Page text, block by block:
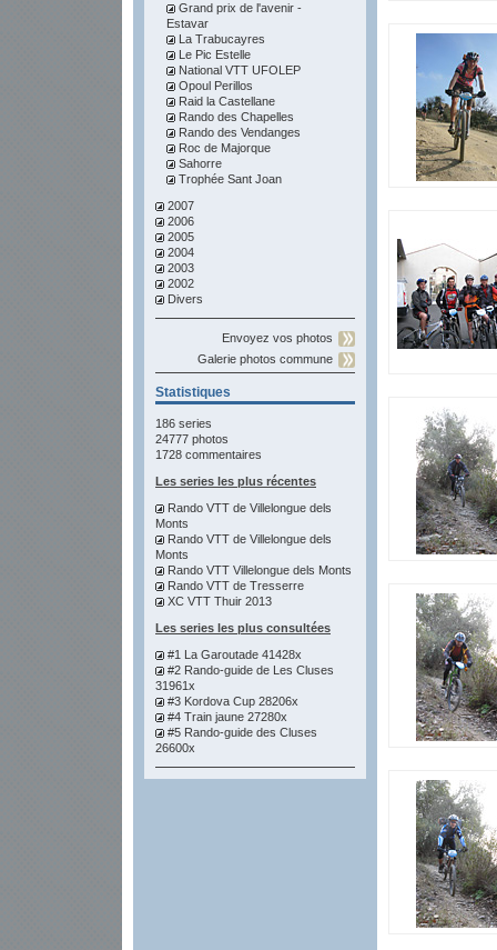
Grand prix de l'avenir -
Estavar
La Trabucayres
Le Pic Estelle
National VTT UFOLEP
Opoul Perillos
Raid la Castellane
Rando des Chapelles
Rando des Vendanges
Roc de Majorque
Sahorre
Trophée Sant Joan
2007
2006
2005
2004
2003
2002
Divers
Envoyez vos photos
Galerie photos commune
Statistiques
186 series
24777 photos
1728 commentaires
Les series les plus récentes
Rando VTT de Villelongue dels
Monts
Rando VTT de Villelongue dels
Monts
Rando VTT Villelongue dels Monts
Rando VTT de Tresserre
XC VTT Thuir 2013
Les series les plus consultées
#1 La Garoutade 41428x
#2 Rando-guide de Les Cluses
31961x
#3 Kordova Cup 28206x
#4 Train jaune 27280x
#5 Rando-guide des Cluses
26600x